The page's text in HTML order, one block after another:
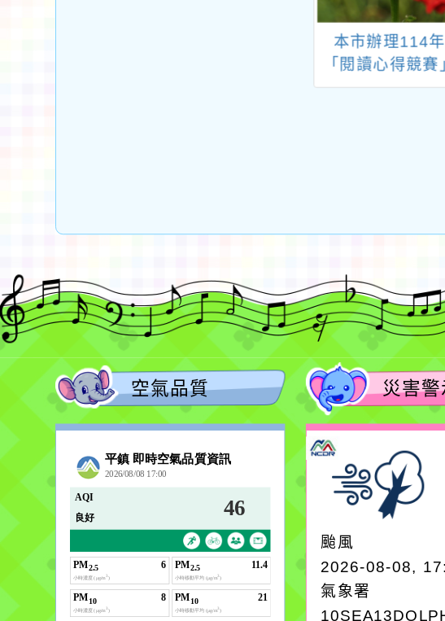
一案，請查照。
本市辦理114
「閱讀心得競賽
施計畫
空氣品質 災害警
颱風
2026-08-08,
氣象署
作者：
生活是